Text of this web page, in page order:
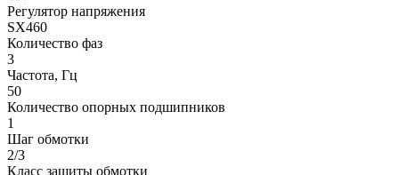
Регулятор напряжения
SX460
Количество фаз
3
Частота, Гц
50
Количество опорных подшипников
1
Шаг обмотки
2/3
Класс защиты обмотки